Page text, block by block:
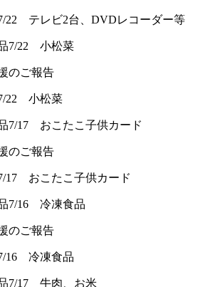
22 テレビ2台、DVDレコーダー等
のご報告
22 小松菜
のご報告
17 おこたこ子供カード
のご報告
16 冷凍食品